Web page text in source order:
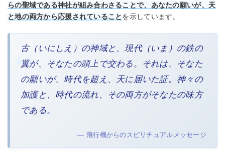
らの聖域である神社が組み合わさることで、あなたの願いが、天
と地の両方から応援されていることを示しています。
古（いにしえ）の神域と、現代（いま）の鉄の
翼が、そなたの頭上で交わる。それは、そなた
の願いが、時代を超え、天に届いた証。神々の
加護と、時代の流れ、その両方がそなたの味方
である。
— 飛行機からのスピリチュアルメッセージ